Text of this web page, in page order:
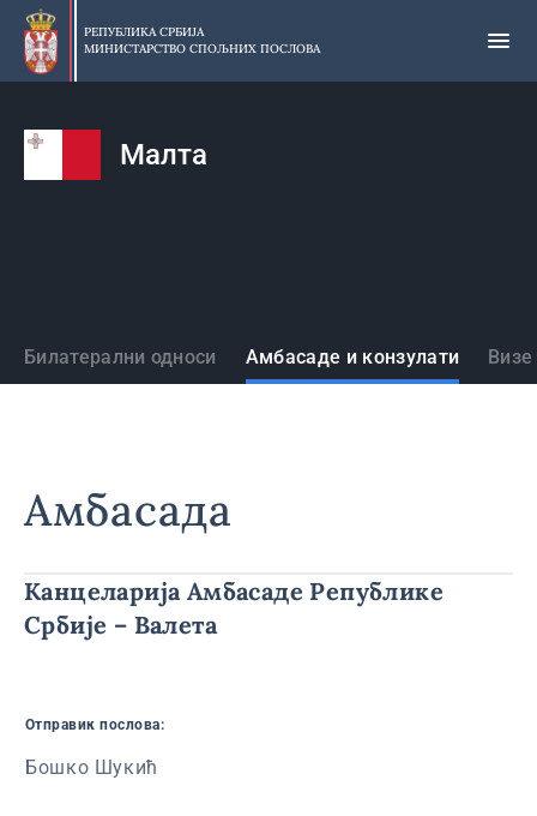
Прескочи
главни
део
РЕПУБЛИКА СРБИЈА
МИНИСТАРСТВО СПОЉНИХ ПОСЛОВА
Малта
Државе
Билатерални односи Амбасаде и конзулати
Амбасада
Канцеларија Амбасаде Републике
Србије – Валета
Отправик послова:
Бошко Шукић